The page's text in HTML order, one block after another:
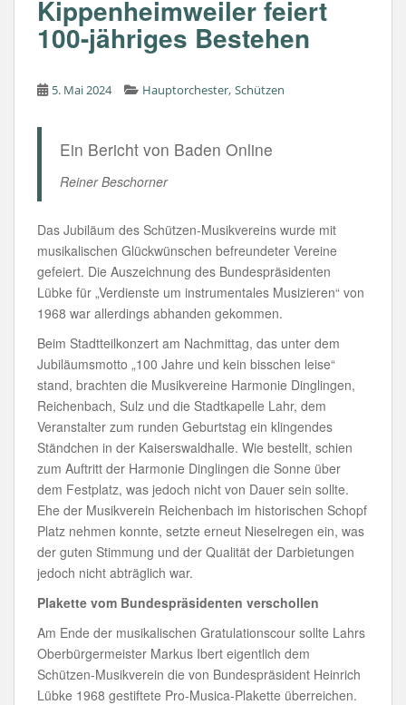
Kippenheimweiler feiert
100-jähriges Bestehen
5. Mai 2024 Hauptorchester, Schützen
Ein Bericht von Baden Online
Reiner Beschorner
Das Jubiläum des Schützen-Musikvereins wurde mit
musikalischen Glückwünschen befreundeter Vereine
gefeiert. Die Auszeichnung des Bundespräsidenten
Lübke für „Verdienste um instrumentales Musizieren“ von
1968 war allerdings abhanden gekommen.
Beim Stadtteilkonzert am Nachmittag, das unter dem
Jubiläumsmotto „100 Jahre und kein bisschen leise“
stand, brachten die Musikvereine Harmonie Dinglingen,
Reichenbach, Sulz und die Stadtkapelle Lahr, dem
Veranstalter zum runden Geburtstag ein klingendes
Ständchen in der Kaiserswaldhalle. Wie bestellt, schien
zum Auftritt der Harmonie Dinglingen die Sonne über
dem Festplatz, was jedoch nicht von Dauer sein sollte.
Ehe der Musikverein Reichenbach im historischen Schopf
Platz nehmen konnte, setzte erneut Nieselregen ein, was
der guten Stimmung und der Qualität der Darbietungen
jedoch nicht abträglich war.
Plakette vom Bundespräsidenten verschollen
Am Ende der musikalischen Gratulationscour sollte Lahrs
Oberbürgermeister Markus Ibert eigentlich dem
Schützen-Musikverein die von Bundespräsident Heinrich
Lübke 1968 gestiftete Pro-Musica-Plakette überreichen.